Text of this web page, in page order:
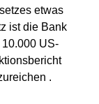
etwas
ist die Bank
US-
.